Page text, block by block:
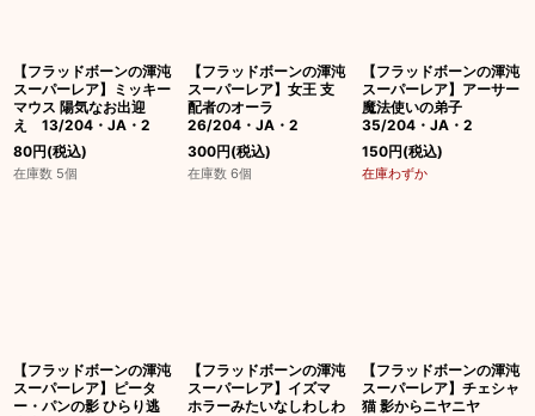
【フラッドボーンの渾沌
スーパーレア】ミッキー
マウス 陽気なお出迎
え 13/204・JA・2
80円(税込)
在庫数 5個
【フラッドボーンの渾沌
スーパーレア】女王 支
配者のオーラ
26/204・JA・2
300円(税込)
在庫数 6個
【フラッドボーンの渾沌
スーパーレア】アーサー
魔法使いの弟子
35/204・JA・2
150円(税込)
在庫わずか
【フラッドボーンの渾沌
スーパーレア】ピータ
ー・パンの影 ひらり逃
【フラッドボーンの渾沌
スーパーレア】イズマ
ホラーみたいなしわしわ
【フラッドボーンの渾沌
スーパーレア】チェシャ
猫 影からニヤニヤ